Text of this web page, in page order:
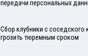
передачи персональных
Сбор клубники с соседского
грозить тюремным сроком